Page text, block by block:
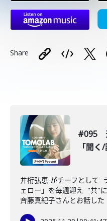
Share
#095
「聞く/
井桁弘恵 がチーフとして
ェロー」を毎週迎え "共"
斉藤真紀子さんとお話した